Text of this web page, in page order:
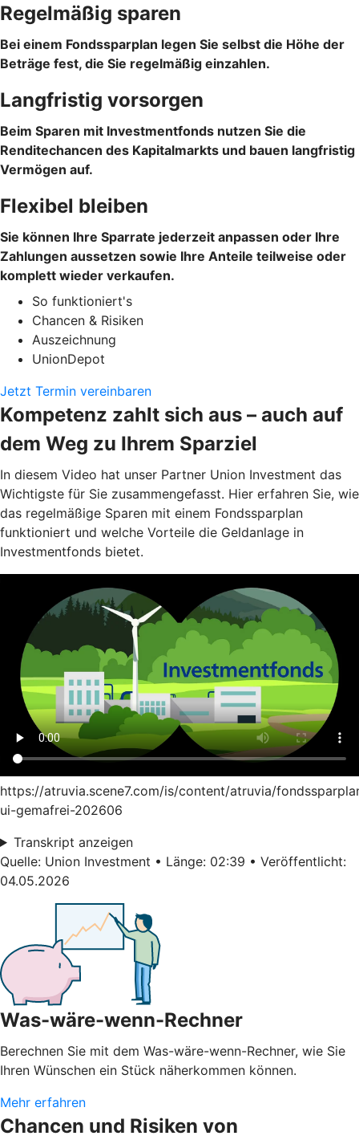
Regelmäßig sparen
Bei einem Fondssparplan legen Sie selbst die Höhe der
Beträge fest, die Sie regelmäßig einzahlen.
Langfristig vorsorgen
Beim Sparen mit Investmentfonds nutzen Sie die
Renditechancen des Kapitalmarkts und bauen langfristig
Vermögen auf.
Flexibel bleiben
Sie können Ihre Sparrate jederzeit anpassen oder Ihre
Zahlungen aussetzen sowie Ihre Anteile teilweise oder
komplett wieder verkaufen.
So funktioniert's
Chancen & Risiken
Auszeichnung
UnionDepot
Jetzt Termin vereinbaren
Kompetenz zahlt sich aus – auch auf
dem Weg zu Ihrem Sparziel
In diesem Video hat unser Partner Union Investment das
Wichtigste für Sie zusammengefasst. Hier erfahren Sie, wie
das regelmäßige Sparen mit einem Fondssparplan
funktioniert und welche Vorteile die Geldanlage in
Investmentfonds bietet.
https://atruvia.scene7.com/is/content/atruvia/
ui-gemafrei-202606
Transkript anzeigen
Quelle: Union Investment • Länge: 02:39 • Veröffentlicht:
04.05.2026
Was-wäre-wenn-Rechner
Berechnen Sie mit dem Was-wäre-wenn-Rechner, wie Sie
Ihren Wünschen ein Stück näherkommen können.
Mehr erfahren
Chancen und Risiken von